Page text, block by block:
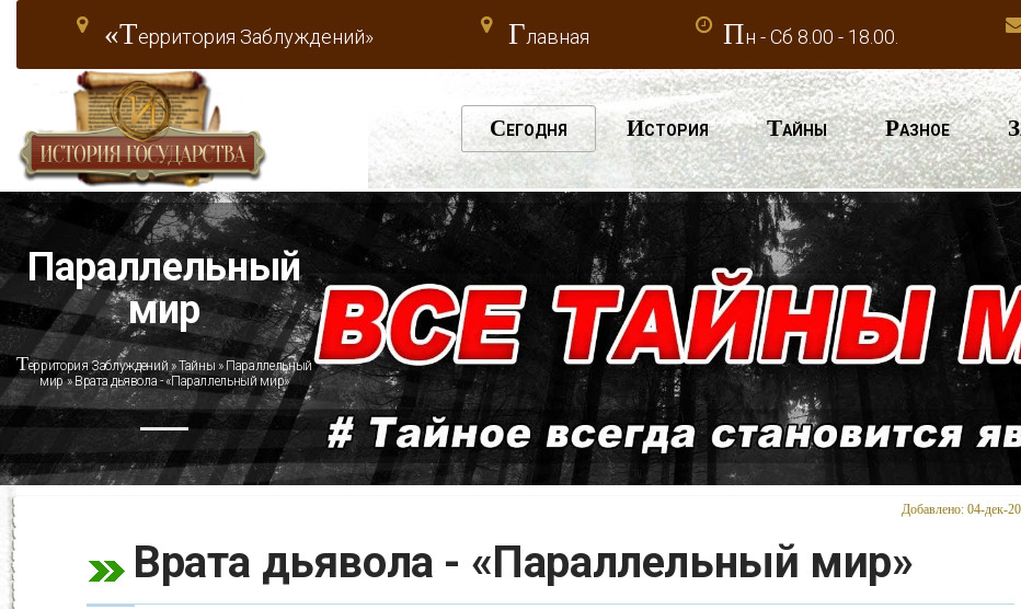
«Территория Заблуждений» Главная Пн - Сб 8.00 - 18.00.
СЕГОДНЯ ИСТОРИЯ ТАЙНЫ РАЗНОЕ З
Параллельный
мир
Территория Заблуждений »Тайны » Параллельный
мир» Врата дьявола - «Параллельный мир»
Добавлено: 04-дек-
Врата дьявола - «Параллельный мир»